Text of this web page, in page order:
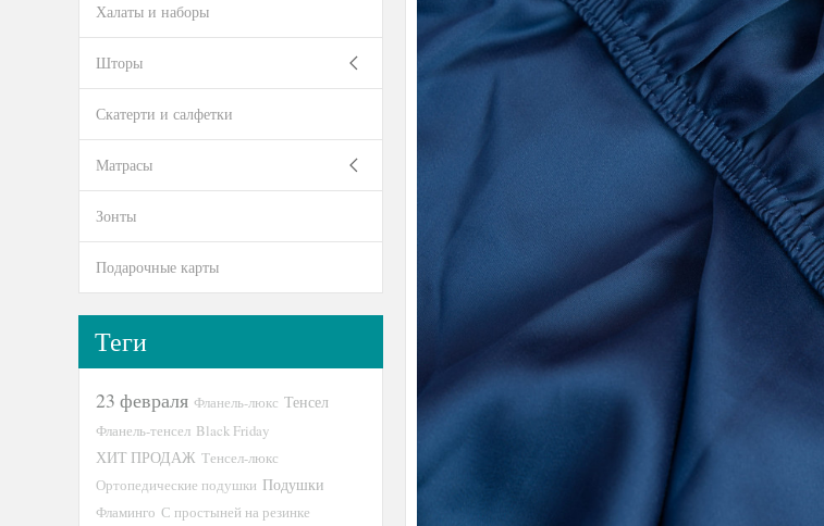
Халаты и наборы
Шторы
Скатерти и салфетки
Матрасы
Зонты
Подарочные карты
Теги
23 февраля Фланель-люкс Тенсел
Фланель-тенсел Black Friday
ХИТ ПРОДАЖ Тенсел-люкс
Ортопедические подушки Подушки
Фламинго С простыней на резинке